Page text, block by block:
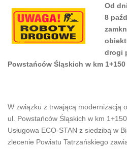
Od
8
drogi
Powstańców Śląskich w km
W związku z trwającą modernizacją
ul. Powstańców Śląskich w km
Usługowa ECO-STAN z siedzibą w
zlecenie Powiatu Tatrzańskiego